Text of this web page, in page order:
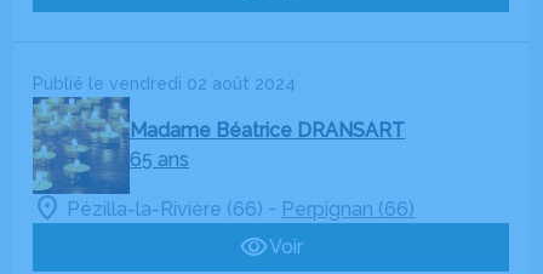
Publié le vendredi 02 août 2024
Madame Béatrice DRANSART
65 ans
Pézilla-la-Rivière (66) - Perpignan (66)
Voir